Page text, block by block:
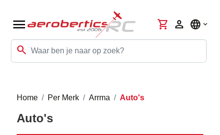
menu
search
shopping_cart person language
Home Per Merk Arrma Auto's
Auto's